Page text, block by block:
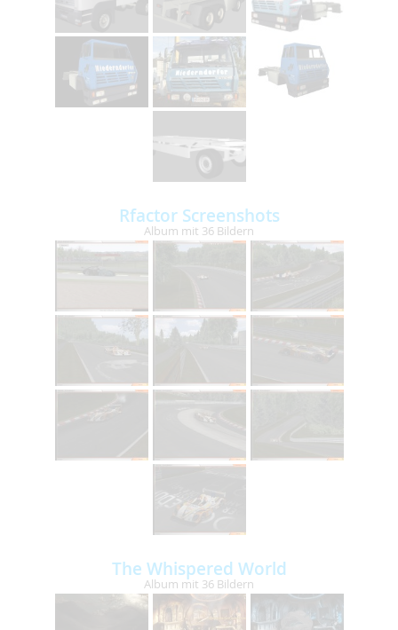
Rfactor Screenshots
Album mit 36 Bildern
The Whispered World
Album mit 36 Bildern